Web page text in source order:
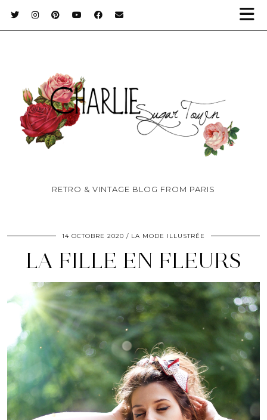
RETRO & VINTAGE BLOG FROM PARIS
14 OCTOBRE 2020 LA MODE ILLUSTRÉE
LA FILLE EN FLEURS